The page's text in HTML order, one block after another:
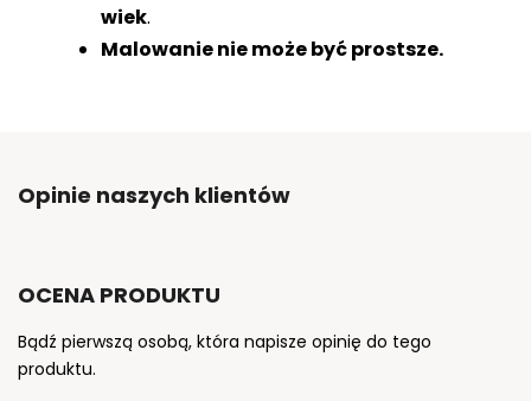
wiek.
Malowanie nie może być prostsze.
Opinie naszych klientów
OCENA PRODUKTU
Bądź pierwszą osobą, która napisze opinię do tego
produktu.